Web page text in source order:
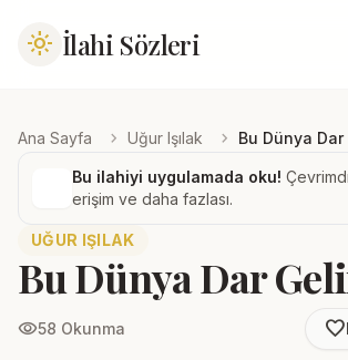
light_mode İlahi Sözleri
Ana Sayfa chevron_right Uğur Işılak chevron_right Bu Dünya
Bu ilahiyi uygulamada oku!
erişim ve daha fazlası.
UĞUR IŞILAK
Bu Dünya Dar
visibility58 Okunma favorite_border